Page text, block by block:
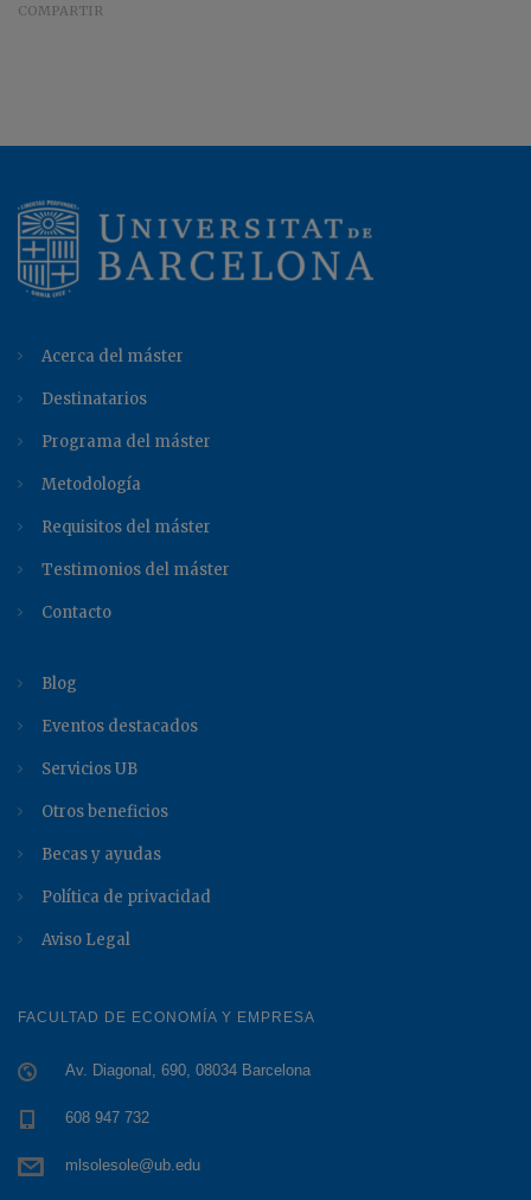
COMPARTIR
Acerca del máster
Destinatarios
Programa del máster
Metodología
Requisitos del máster
Testimonios del máster
Contacto
Blog
Eventos destacados
Servicios UB
Otros beneficios
Becas y ayudas
Política de privacidad
Aviso Legal
FACULTAD DE ECONOMÍA Y EMPRESA
Av. Diagonal, 690, 08034 Barcelona
608 947 732
mlsolesole@ub.edu